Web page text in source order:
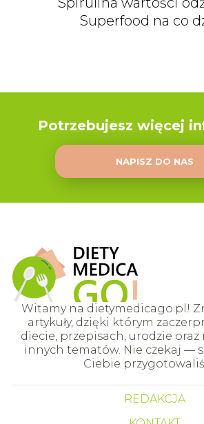
Superfood na co
Potrzebujesz więcej
NAPISZ DO NAS
Witamy na dietymedicago.pl!
artykuły, dzięki którym
diecie, przepisach, urodzie
innych tematów. Nie czekaj —
Ciebie
REDAKCJA